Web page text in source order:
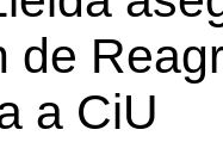
de
a CiU